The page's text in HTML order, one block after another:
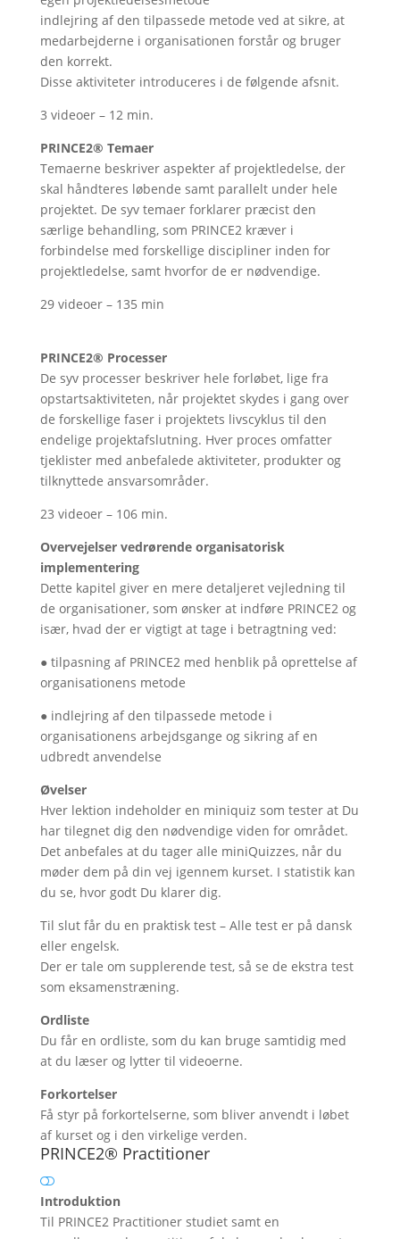
indlejring af den tilpassede metode ved at sikre, at
medarbejderne i organisationen forstår og bruger
den korrekt.
Disse aktiviteter introduceres i de følgende afsnit.
3 videoer – 12 min.
PRINCE2® Temaer
Temaerne beskriver aspekter af projektledelse, der
skal håndteres løbende samt parallelt under hele
projektet. De syv temaer forklarer præcist den
særlige behandling, som PRINCE2 kræver i
forbindelse med forskellige discipliner inden for
projektledelse, samt hvorfor de er nødvendige.
29 videoer – 135 min
PRINCE2® Processer
De syv processer beskriver hele forløbet, lige fra
opstartsaktiviteten, når projektet skydes i gang over
de forskellige faser i projektets livscyklus til den
endelige projektafslutning. Hver proces omfatter
tjeklister med anbefalede aktiviteter, produkter og
tilknyttede ansvarsområder.
23 videoer – 106 min.
Overvejelser vedrørende organisatorisk
implementering
Dette kapitel giver en mere detaljeret vejledning til
de organisationer, som ønsker at indføre PRINCE2 og
især, hvad der er vigtigt at tage i betragtning ved:
● tilpasning af PRINCE2 med henblik på oprettelse af
organisationens metode
● indlejring af den tilpassede metode i
organisationens arbejdsgange og sikring af en
udbredt anvendelse
Øvelser
Hver lektion indeholder en miniquiz som tester at Du
har tilegnet dig den nødvendige viden for området.
Det anbefales at du tager alle miniQuizzes, når du
møder dem på din vej igennem kurset. I statistik kan
du se, hvor godt Du klarer dig.
Til slut får du en praktisk test – Alle test er på dansk
eller engelsk.
Der er tale om supplerende test, så se de ekstra test
som eksamenstræning.
Ordliste
Du får en ordliste, som du kan bruge samtidig med
at du læser og lytter til videoerne.
Forkortelser
Få styr på forkortelserne, som bliver anvendt i løbet
af kurset og i den virkelige verden.
PRINCE2® Practitioner
Introduktion
Til PRINCE2 Practitioner studiet samt en